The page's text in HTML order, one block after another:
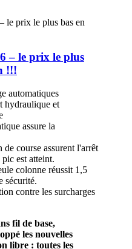
– le prix le plus
!!!
automatiques
hydraulique et
assure la
course assurent l'arrêt
est atteint.
colonne réussit 1,5
sécurité.
contre les surcharges
fil de base,
les nouvelles
libre : toutes les